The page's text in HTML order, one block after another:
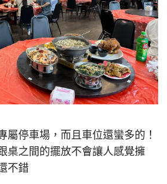
屬停車場，而且車位還蠻多的！
桌之間的擺放不會讓人感覺擁
不錯